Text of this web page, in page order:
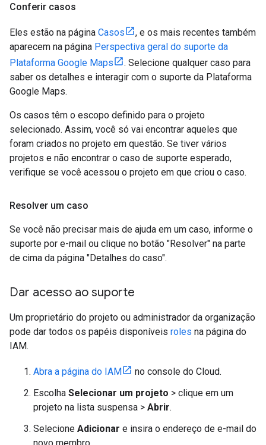
Conferir casos
Eles estão na página Casos
, e os mais recentes também
aparecem na página Perspectiva geral do suporte da
Plataforma Google Maps
. Selecione qualquer caso para
saber os detalhes e interagir com o suporte da Plataforma
Google Maps.
Os casos têm o escopo definido para o projeto
selecionado. Assim, você só vai encontrar aqueles que
foram criados no projeto em questão. Se tiver vários
projetos e não encontrar o caso de suporte esperado,
verifique se você acessou o projeto em que criou o caso.
Resolver um caso
Se você não precisar mais de ajuda em um caso, informe o
suporte por e-mail ou clique no botão "Resolver" na parte
de cima da página "Detalhes do caso".
Dar acesso ao suporte
Um proprietário do projeto ou administrador da organização
pode dar todos os papéis disponíveis roles na página do
IAM.
Abra a página do IAM
no console do Cloud.
Escolha Selecionar um projeto > clique em um
projeto na lista suspensa > Abrir.
Selecione Adicionar e insira o endereço de e-mail do